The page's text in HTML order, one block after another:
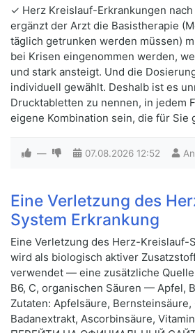
✓ Herz Kreislauf-Erkrankungen
ergänzt der Arzt die Basistherapie
täglich getrunken werden müssen)
bei Krisen eingenommen werden,
und stark ansteigt. Und die
individuell gewählt. Deshalb ist es
Drucktabletten zu nennen, in jedem
eigene Kombination sein, die für Sie
— 07.08.2026 12:52
Eine Verletzung des
System Erkrankung
Eine Verletzung des Herz-Kreislauf-
wird als biologisch aktiver
verwendet — eine zusätzliche
B6, C, organischen Säuren — Apfel,
Zutaten: Apfelsäure, Bernsteinsäure,
Badanextrakt, Ascorbinsäure,